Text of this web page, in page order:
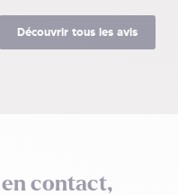
Découvrir tous les avis
en contact,